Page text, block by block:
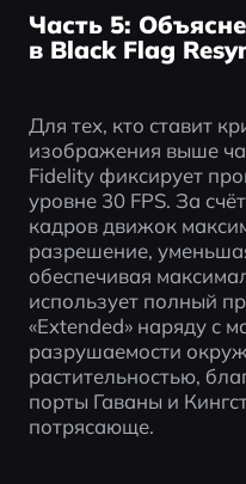
Часть 5:
в Black Flag
Для тех, кто ставит
изображения выше
Fidelity фиксирует
уровне 30 FPS. За
кадров движок
разрешение,
обеспечивая
использует полный
«Extended» наряду с
разрушаемости
растительностью,
порты Гаваны и
потрясающе.